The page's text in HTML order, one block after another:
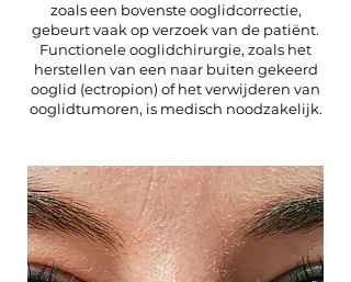
zoals een bovenste ooglidcorrectie,
gebeurt vaak op verzoek van de patiënt.
Functionele ooglidchirurgie, zoals het
herstellen van een naar buiten gekeerd
ooglid (ectropion) of het verwijderen van
ooglidtumoren, is medisch noodzakelijk.